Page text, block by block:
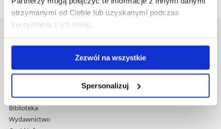
otrzymanymi od Ciebie lub uzyskanymi podczas
korzystania z ich usług.
Zezwól na wszystkie
Spersonalizuj
Al. Tadeusza Rejtana 16C
35-959 Rzeszów
nawigację
i
przejdź
Mapa serwisu
Biblioteka
Wydawnictwo